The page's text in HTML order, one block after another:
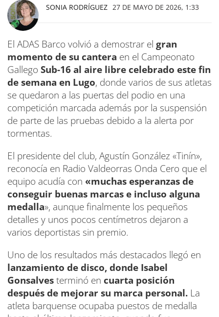
SONIA RODRÍGUEZ 27 DE MAYO DE 2026, 1:33
El ADAS Barco volvió a demostrar el gran
momento de su cantera en el Campeonato
Gallego Sub-16 al aire libre celebrado este fin
de semana en Lugo, donde varios de sus atletas
se quedaron a las puertas del podio en una
competición marcada además por la suspensión
de parte de las pruebas debido a la alerta por
tormentas.
El presidente del club, Agustín González «Tinín»,
reconocía en Radio Valdeorras Onda Cero que el
equipo acudía con «muchas esperanzas de
conseguir buenas marcas e incluso alguna
medalla», aunque finalmente los pequeños
detalles y unos pocos centímetros dejaron a
varios deportistas sin premio.
Uno de los resultados más destacados llegó en
lanzamiento de disco, donde Isabel
Gonsalvesterminó en cuarta posición
después de mejorar su marca personal. La
atleta barquense ocupaba puestos de medalla